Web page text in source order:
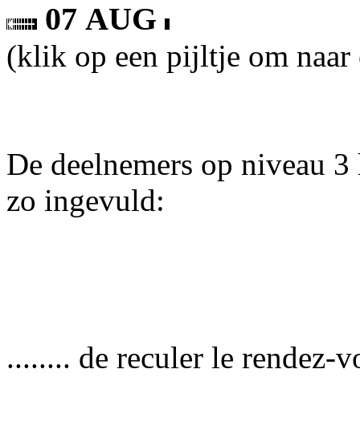
07 AUG
(klik op een pijltje om naar
De deelnemers op niveau
zo ingevuld:
........ de reculer le rendez-